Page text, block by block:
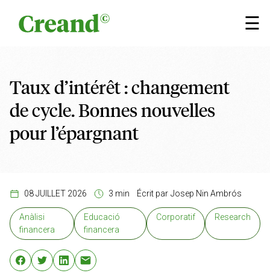
☰
×
Taux d’intérêt : changement
de cycle. Bonnes nouvelles
pour l’épargnant
08 JUILLET 2026 3 min Écrit par Josep Nin Ambrós
Anàlisi
financera
Educació
financera
Corporatif Research